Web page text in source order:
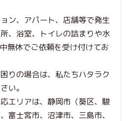
ン、アパート、店舗等で発生
、浴室、トイレの詰まりや水
無休でご依頼を受け付けてお
りの場合は、私たちハタラク
い。
エリアは、静岡市（葵区、駿
富士宮市、沼津市、三島市、